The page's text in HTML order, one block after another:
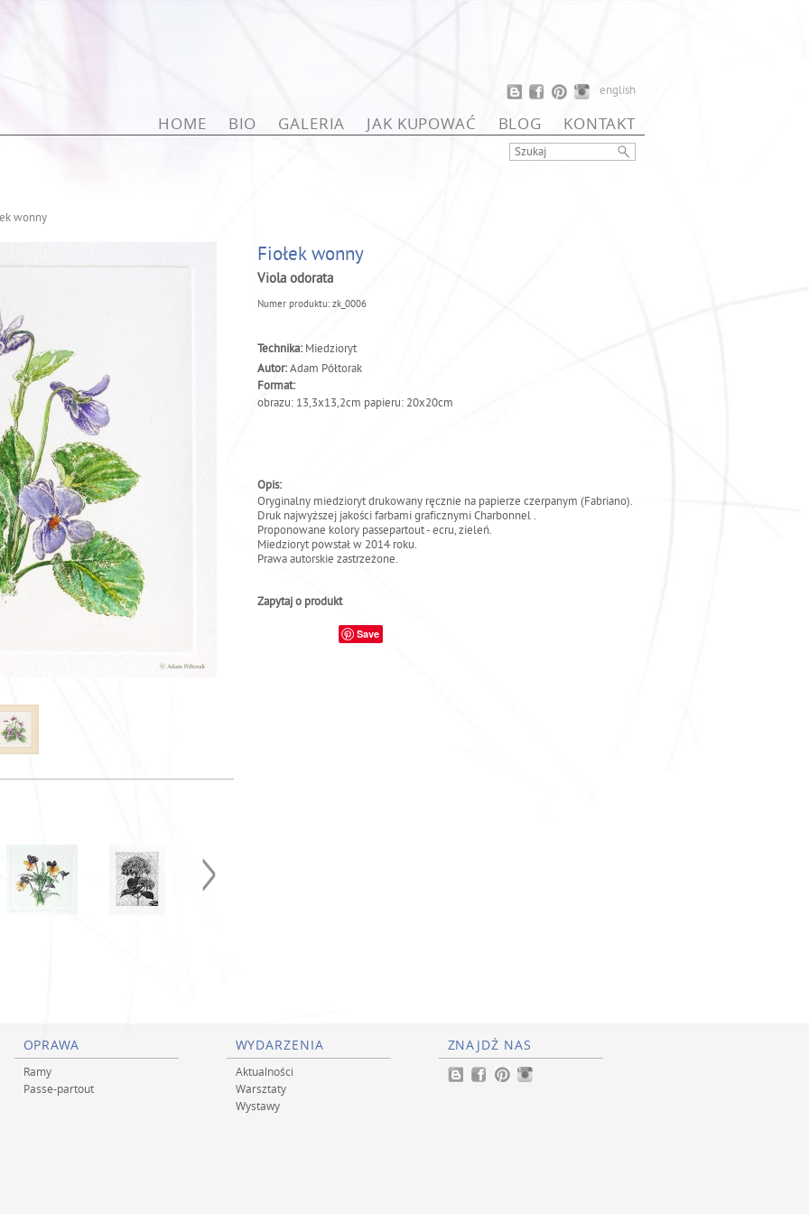
english
HOME BIO GALERIA JAK KUPOWAĆ BLOG KONTAKT
wonny
Fiołek wonny
Viola odorata
Numer produktu:zk_0006
Technika: Miedzioryt
Autor:Adam Półtorak
Format:
obrazu: 13,3x13,2cm papieru: 20x20cm
Opis:
Oryginalny miedzioryt drukowany ręcznie na papierze czerpanym (Fabriano).
Druk najwyższej jakości farbami graficznymi Charbonnel .
Proponowane kolory passepartout - ecru, zieleń.
Miedzioryt powstał w 2014 roku.
Prawa autorskie zastrzeżone.
Zapytaj o produkt
Save
OPRAWA
Ramy
Passe-partout
WYDARZENIA
Aktualności
Warsztaty
Wystawy
ZNAJDŹ NAS